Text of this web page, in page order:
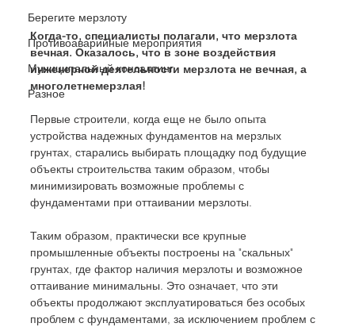
Берегите мерзлоту
Противоаварийные мероприятия
Муниципальный консалтинг
Разное
Когда-то, специалисты полагали, что мерзлота
вечная. Оказалось, что в зоне воздействия
инженерной деятельности мерзлота не вечная, а
многолетнемерзлая!
Первые строители, когда еще не было опыта
устройства надежных фундаментов на мерзлых
грунтах, старались выбирать площадку под будущие
объекты строительства таким образом, чтобы
минимизировать возможные проблемы с
фундаментами при оттаивании мерзлоты.
Таким образом, практически все крупные
промышленные объекты построены на "скальных"
грунтах, где фактор наличия мерзлоты и возможное
оттаивание минимальны. Это означает, что эти
объекты продолжают эксплуатироваться без особых
проблем с фундаментами, за исключением проблем с